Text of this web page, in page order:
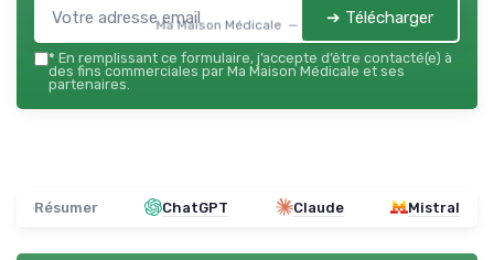
Ma Maison Médicale — 2026➔ Télécharger
* En remplissant ce formulaire, j’accepte d’être contacté(e) à
des fins commerciales par Ma Maison Médicale et ses
partenaires.
Résumer ChatGPT Claude Mistral